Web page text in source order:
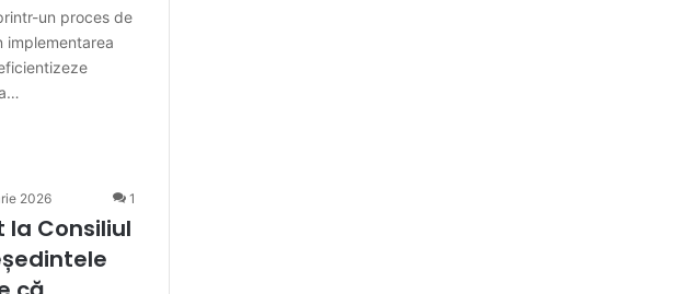
un proces de
implementarea
2026 1
la Consiliul